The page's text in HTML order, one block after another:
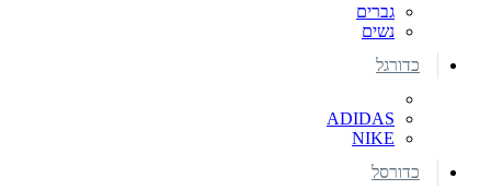
גברים
נשים
כדורגל
ADIDAS
NIKE
כדורסל